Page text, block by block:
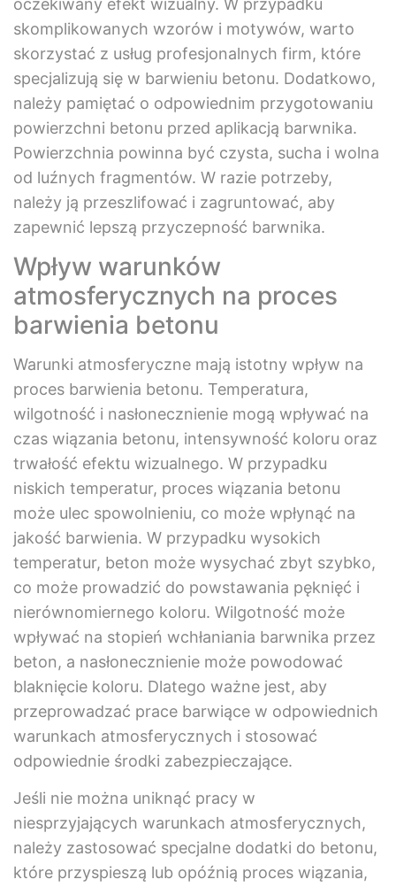
oczekiwany efekt wizualny. W przypadku
skomplikowanych wzorów i motywów, warto
skorzystać z usług profesjonalnych firm, które
specjalizują się w barwieniu betonu. Dodatkowo,
należy pamiętać o odpowiednim przygotowaniu
powierzchni betonu przed aplikacją barwnika.
Powierzchnia powinna być czysta, sucha i wolna
od luźnych fragmentów. W razie potrzeby,
należy ją przeszlifować i zagruntować, aby
zapewnić lepszą przyczepność barwnika.
Wpływ warunków
atmosferycznych na proces
barwienia betonu
Warunki atmosferyczne mają istotny wpływ na
proces barwienia betonu. Temperatura,
wilgotność i nasłonecznienie mogą wpływać na
czas wiązania betonu, intensywność koloru oraz
trwałość efektu wizualnego. W przypadku
niskich temperatur, proces wiązania betonu
może ulec spowolnieniu, co może wpłynąć na
jakość barwienia. W przypadku wysokich
temperatur, beton może wysychać zbyt szybko,
co może prowadzić do powstawania pęknięć i
nierównomiernego koloru. Wilgotność może
wpływać na stopień wchłaniania barwnika przez
beton, a nasłonecznienie może powodować
blaknięcie koloru. Dlatego ważne jest, aby
przeprowadzać prace barwiące w odpowiednich
warunkach atmosferycznych i stosować
odpowiednie środki zabezpieczające.
Jeśli nie można uniknąć pracy w
niesprzyjających warunkach atmosferycznych,
należy zastosować specjalne dodatki do betonu,
które przyspieszą lub opóźnią proces wiązania,